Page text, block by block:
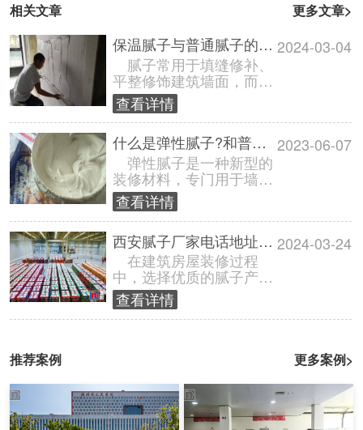
相关文章 更多文章>
保温腻子与普通腻子的区别在哪? 2024-03-04
腻子常用于填缝修补、
平整修饰建筑墙面，而在
选择腻子时，人们可能会
遇到“保温腻子”和“普通腻
子”这两......
查看详情
什么是弹性腻子?和普通腻子有啥区别? 2023-06-07
弹性腻子是一种新型的
装修材料，专门用于墙面
和天花板的处理。与普通
腻子相比，弹性腻子具有
更高的粘附力......
查看详情
西安腻子厂家电话地址查询_陕西腻子厂家采购电话 2024-03-24
在建筑房屋装修过程
中，选择优质的腻子产品
是确保墙面平整、美观的
关键。而在陕西西安地
区，有两家备受信......
查看详情
推荐案例 更多案例>